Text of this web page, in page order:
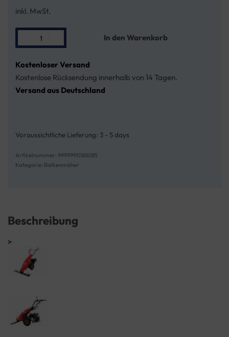
inkl. MwSt.
In den Warenkorb
Kostenloser Versand
Kostenlose Rücksendung innerhalb von 14 Tagen.
Versand aus Deutschland
Voraussichtliche Lieferung: 3 - 5 days
9999991088085
Kategorie: Balkenmäher
Beschreibung
>